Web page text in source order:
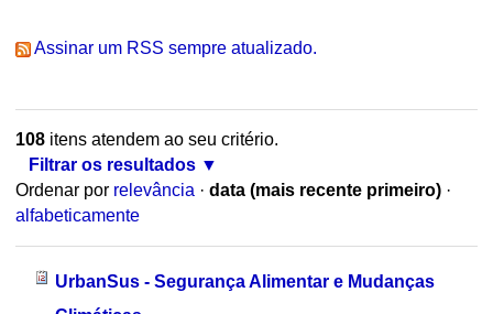
Assinar um RSS sempre atualizado.
108itens atendem ao seu critério.
Filtrar os resultados
Ordenar por relevância · data (mais recente primeiro) ·
alfabeticamente
UrbanSus - Segurança Alimentar e Mudanças